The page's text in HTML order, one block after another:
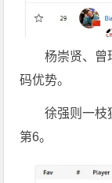
杨崇贤、曾
码优势。
徐强则一枝
第6。